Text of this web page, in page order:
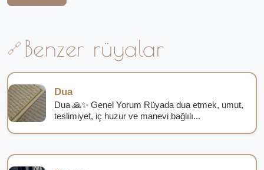
Benzer rüyalar
Dua
Dua 🙏✨ Genel Yorum Rüyada dua etmek, umut,
teslimiyet, iç huzur ve manevi bağlılı...